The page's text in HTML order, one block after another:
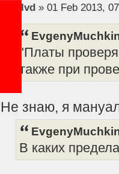
lvd» 01 Feb 2013,
"Платы
также при
Не знаю, я
В каких